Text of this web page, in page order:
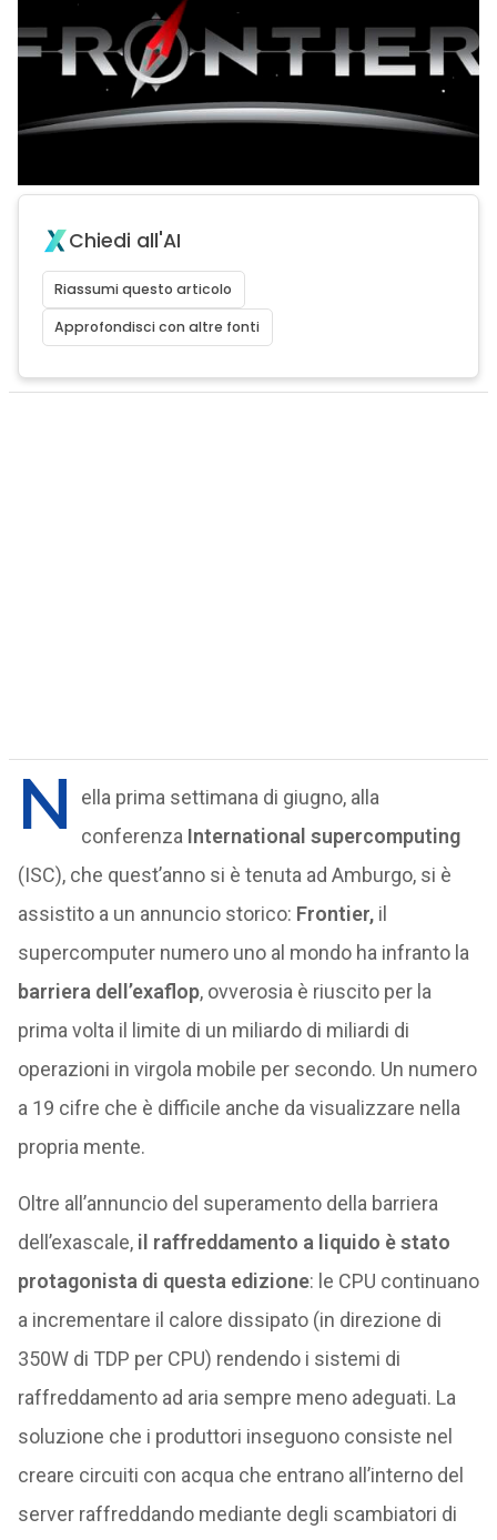
Chiedi all'AI
Riassumi questo articolo
Approfondisci con altre fonti
N
ella prima settimana di giugno, alla
conferenza International supercomputing
(ISC), che quest’anno si è tenuta ad Amburgo, si è
assistito a un annuncio storico: Frontier,il
supercomputer numero uno al mondo ha infranto la
barriera dell’exaflop, ovverosia è riuscito per la
prima volta il limite di un miliardo di miliardi di
operazioni in virgola mobile per secondo. Un numero
a 19 cifre che è difficile anche da visualizzare nella
propria mente.
Oltre all’annuncio del superamento della barriera
dell’exascale, il raffreddamento a liquido è stato
protagonista di questa edizione: le CPU continuano
a incrementare il calore dissipato (in direzione di
350W di TDP per CPU) rendendo i sistemi di
raffreddamento ad aria sempre meno adeguati. La
soluzione che i produttori inseguono consiste nel
creare circuiti con acqua che entrano all’interno del
server raffreddando mediante degli scambiatori di